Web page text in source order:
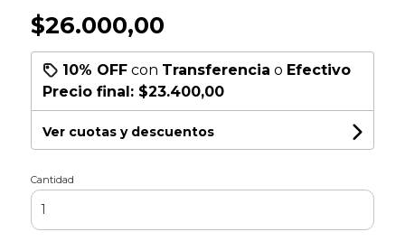
$26.000,00
10% OFFcon Transferencia o Efectivo
Precio final: $23.400,00
Ver cuotas y descuentos
Cantidad